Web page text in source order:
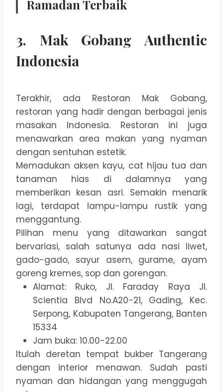
Ramadan Terbaik
3. Mak Gobang Authentic
Indonesia
Terakhir, ada Restoran Mak Gobang,
restoran yang hadir dengan berbagai jenis
masakan Indonesia. Restoran ini juga
menawarkan area makan yang nyaman
dengan sentuhan estetik.
Memadukan aksen kayu, cat hijau tua dan
tanaman hias di dalamnya yang
memberikan kesan asri. Semakin menarik
lagi, terdapat lampu-lampu rustik yang
menggantung.
Pilihan menu yang ditawarkan sangat
bervariasi, salah satunya ada nasi liwet,
gado-gado, sayur asem, gurame, ayam
goreng kremes, sop dan gorengan.
Alamat: Ruko, Jl. Faraday Raya Jl.
Scientia Blvd No.A20-21, Gading, Kec.
Serpong, Kabupaten Tangerang, Banten
15334
Jam buka: 10.00-22.00
Itulah deretan tempat bukber Tangerang
dengan interior menawan. Sudah pasti
nyaman dan hidangan yang menggugah